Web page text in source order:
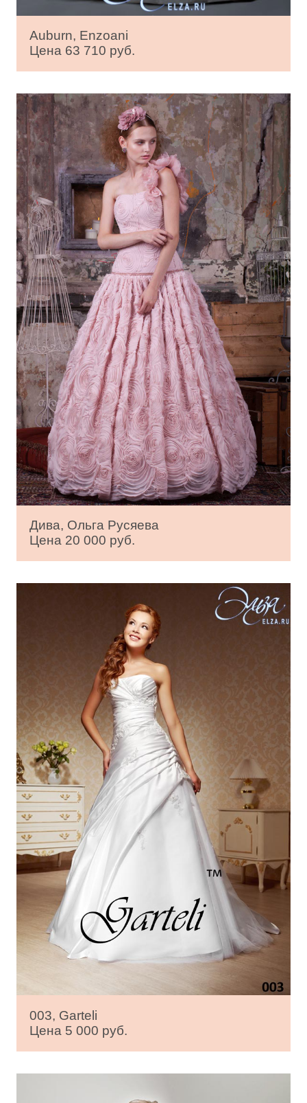
Auburn, Enzoani
Цена 63 710 руб.
Дива, Ольга Русяева
Цена 20 000 руб.
003, Garteli
Цена 5 000 руб.